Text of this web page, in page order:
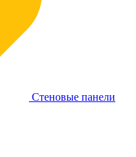
Стеновые панели